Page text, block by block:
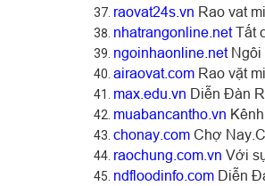
raovat24s.vn Rao vat
nhatrangonline.netTất
ngoinhaonline.netNgôi
airaovat.com Rao vặt
max.edu.vn Diễn Đàn
muabancantho.vn
chonay.com Chợ
raochung.com.vn Với
ndfloodinfo.com Diễn